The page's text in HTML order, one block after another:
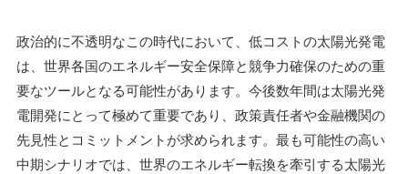
政治的に不透明なこの時代において、低コストの太陽光発電
は、世界各国のエネルギー安全保障と競争力確保のための重
要なツールとなる可能性があります。今後数年間は太陽光発
電開発にとって極めて重要であり、政策責任者や金融機関の
先見性とコミットメントが求められます。最も可能性の高い
中期シナリオでは、世界のエネルギー転換を牽引する太陽光